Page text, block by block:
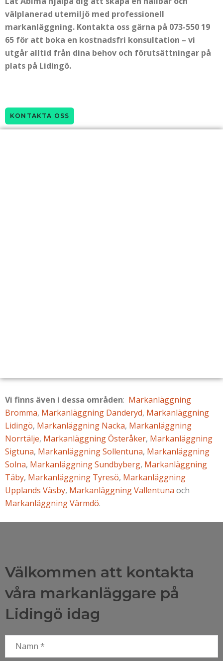
välplanerad utemiljö med professionell
markanläggning. Kontakta oss gärna på 073-550 19
65 för att boka en kostnadsfri konsultation – vi
utgår alltid från dina behov och förutsättningar på
plats på Lidingö.
KONTAKTA OSS
Vi finns även i dessa områden: Markanläggning
Bromma, Markanläggning Danderyd, Markanläggning
Lidingö, Markanläggning Nacka, Markanläggning
Norrtälje, Markanläggning Österåker, Markanläggning
Sigtuna, Markanläggning Sollentuna, Markanläggning
Solna, Markanläggning Sundbyberg, Markanläggning
Täby, Markanläggning Tyresö, Markanläggning
Upplands Väsby, Markanläggning Vallentuna och
Markanläggning Värmdö.
Välkommen att kontakta
våra markanläggare på
Lidingö idag